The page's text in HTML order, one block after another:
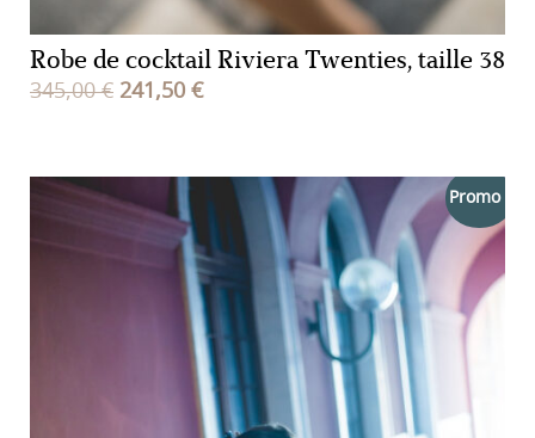
Robe de cocktail Riviera Twenties, taille 38
345,00€ Le
345,00 €.
241,50 €Le
est :
241,50 €.
Promo !